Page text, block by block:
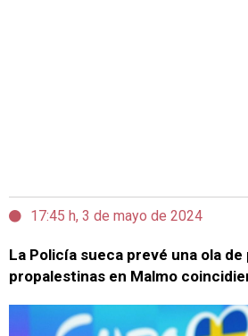
17:45 h, 3 de mayo de 2024
La Policía sueca prevé una ola
propalestinas en Malmo